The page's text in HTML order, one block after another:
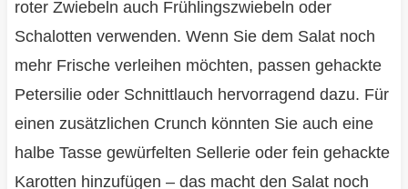
roter Zwiebeln auch Frühlingszwiebeln oder
Schalotten verwenden. Wenn Sie dem Salat noch
mehr Frische verleihen möchten, passen gehackte
Petersilie oder Schnittlauch hervorragend dazu. Für
einen zusätzlichen Crunch könnten Sie auch eine
halbe Tasse gewürfelten Sellerie oder fein gehackte
Karotten hinzufügen – das macht den Salat noch